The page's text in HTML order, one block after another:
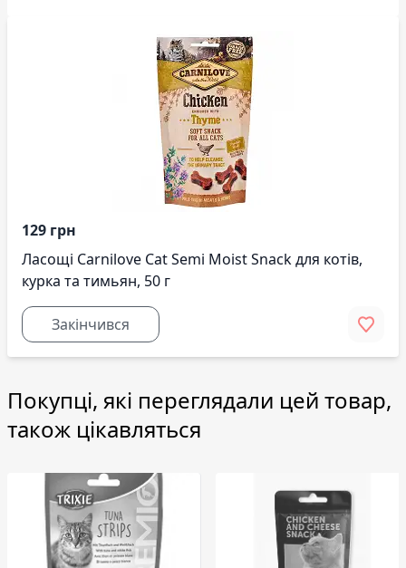
129 грн
Ласощі Carnilove Cat Semi Moist Snack для котів,
курка та тимьян, 50 г
Закінчився
Покупці, які переглядали цей товар,
також цікавляться